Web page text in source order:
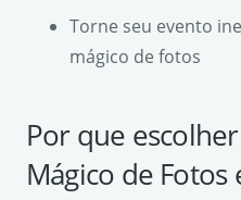
Torne seu evento
mágico de fotos
Por que
Mágico de